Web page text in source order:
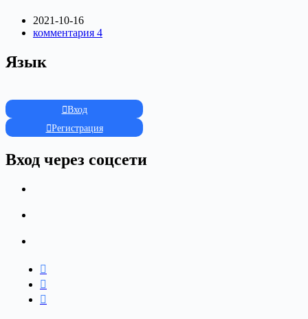
2021-10-16
комментария 4
Язык
Вход
Регистрация
Вход через соцсети